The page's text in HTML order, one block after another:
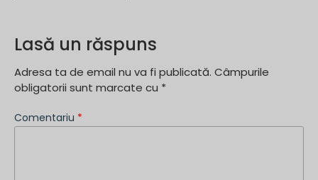
Lasă un răspuns
Adresa ta de email nu va fi publicată. Câmpurile
obligatorii sunt marcate cu *
Comentariu *